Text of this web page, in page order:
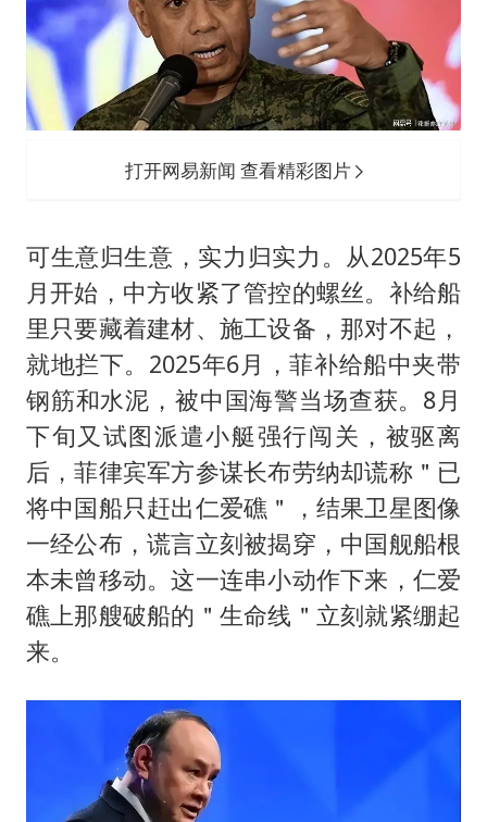
打开网易新闻 查看精彩图片
可生意归生意，实力归实力。从2025年5
月开始，中方收紧了管控的螺丝。补给船
里只要藏着建材、施工设备，那对不起，
就地拦下。2025年6月，菲补给船中夹带
钢筋和水泥，被中国海警当场查获。8月
下旬又试图派遣小艇强行闯关，被驱离
后，菲律宾军方参谋长布劳纳却谎称＂已
将中国船只赶出仁爱礁＂，结果卫星图像
一经公布，谎言立刻被揭穿，中国舰船根
本未曾移动。这一连串小动作下来，仁爱
礁上那艘破船的＂生命线＂立刻就紧绷起
来。